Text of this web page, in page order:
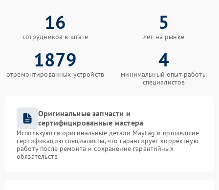
16
сотрудников в штате
5
лет на рынке
1879
отремонтированных устройств
4
минимальный опыт работы
специалистов
Оригинальные запчасти и
сертифицированные мастера
Используются оригинальные детали Maytag и прошедшие
сертификацию специалисты, что гарантирует корректную
работу после ремонта и сохранение гарантийных
обязательств